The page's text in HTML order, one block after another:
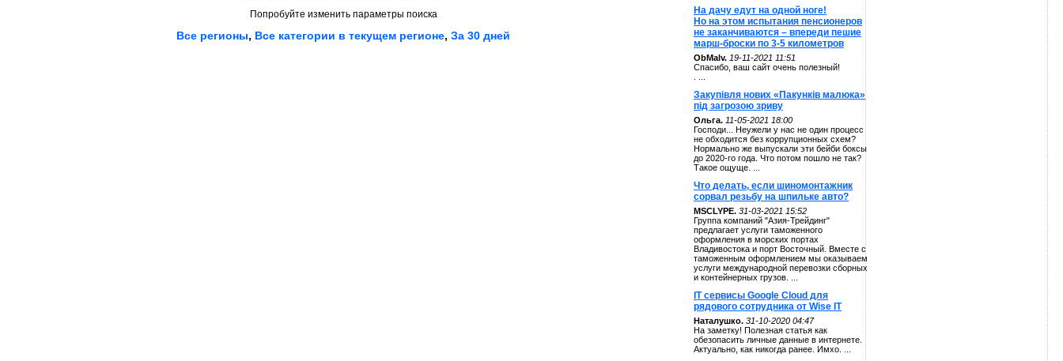
Попробуйте изменить параметры поиска
Все регионы, Все категории в текущем регионе, За 30 дней
На дачу едут на одной ноге!
Но на этом испытания пенсионеров
не заканчиваются – впереди пешие
марш-броски по 3-5 километров
ОbMalv. 19-11-2021 11:51
Спасибо, ваш сайт очень полезный!
Закупівля нових «Пакунків малюка»
під загрозою зриву
Ольга. 11-05-2021 18:00
Господи... Неужели у нас не один процесс
не обходится без коррупционных схем?
Нормально же выпускали эти бейби боксы
до 2020-го года. Что потом пошло не так?
Такое ощуще. ...
Что делать, если шиномонтажник
сорвал резьбу на шпильке авто?
MSCLYPE. 31-03-2021 15:52
Группа компаний "Азия-Трейдинг"
предлагает услуги таможенного
оформления в морских портах
Владивостока и порт Восточный. Вместе с
таможенным оформлением мы оказываем
услуги международной перевозки сборных
и контейнерных грузов. ...
IT сервисы Google Cloud для
рядового сотрудника от Wise IT
Наталушко. 31-10-2020 04:47
На заметку! Полезная статья как
обезопасить личные данные в интернете.
Актуально, как никогда ранее. Имхо. ...